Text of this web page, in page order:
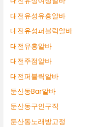
대전유성유흥알바
대전유성퍼블릭알바
대전유흥알바
대전주점알바
대전퍼블릭알바
둔산동Bar알바
둔산동구인구직
둔산동노래방고정